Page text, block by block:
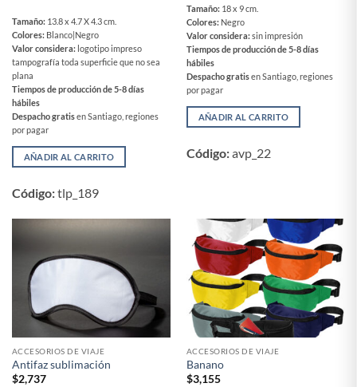
Tamaño: 13.8 x 4.7 X 4.3 cm.
Colores: Blanco|Negro
Valor considera: logotipo impreso
tampografía toda superficie que no sea
plana
Tiempos de producción de 5-8 días
hábiles
Despacho gratisen Santiago, regiones
por pagar
AÑADIR AL CARRITO
Código:tlp_189
Tamaño: 18 x 9 cm.
Colores: Negro
Valor considera:sin impresión
Tiempos de producción de 5-8 días
hábiles
Despacho gratisen Santiago, regiones
por pagar
AÑADIR AL CARRITO
Código:avp_22
ACCESORIOS DE VIAJE
Antifaz sublimación
$2,737
ACCESORIOS DE VIAJE
Banano
$3,155